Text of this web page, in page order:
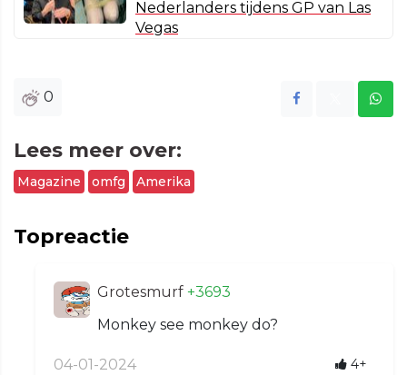
Nederlanders tijdens GP van Las
Vegas
0
Lees meer over:
Magazine omfg Amerika
Topreactie
Grotesmurf +3693
Monkey see monkey do?
04-01-2024 4+